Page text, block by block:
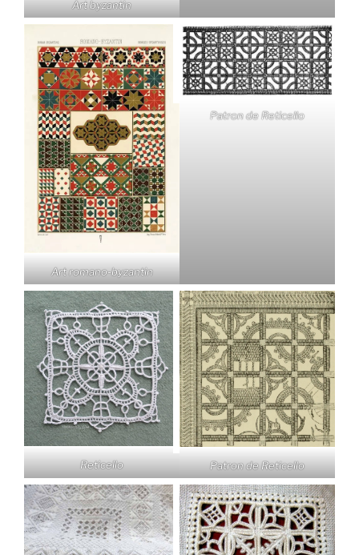
Art byzantin
Art romano-byzantin
Patron de Reticello
Reticello Patron de Reticello